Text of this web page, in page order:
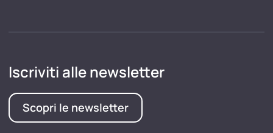
Iscriviti alle newsletter
Scopri le newsletter